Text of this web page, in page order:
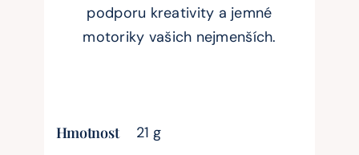
podporu kreativity a jemné
motoriky vašich nejmenších.
Hmotnost 21 g